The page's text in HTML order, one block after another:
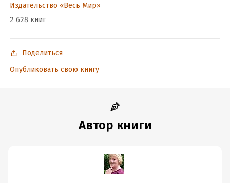
Издательство «Весь Мир»
2 628 книг
Поделиться
Опубликовать свою книгу
Автор книги